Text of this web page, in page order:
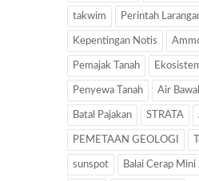
takwim Perintah
Kepentingan Notis
Pemajak Tanah
Penyewa Tanah Air
Batal Pajakan STRATA
PEMETAAN GEOLOGI
sunspot Balai Cerap Mini